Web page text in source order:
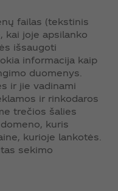
failas (tekstinis
kai joje apsilanko
išsaugoti
informacija kaip
duomenys.
ir jie vadinami
ir rinkodaros
trečios šalies
kuris
kurioje lankotės.
sekimo